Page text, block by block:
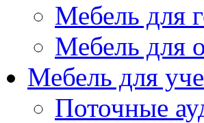
Мебель для
Мебель для
Мебель для
Поточные